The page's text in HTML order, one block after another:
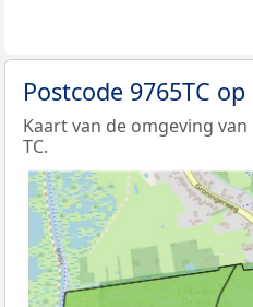
Postcode 9765TC
Kaart van de omgeving
TC.